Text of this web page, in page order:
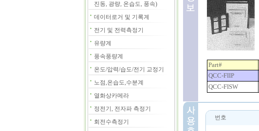
진동, 광량, 온습도, 풍속)
데이터로거 및 기록계
전기 및 전력측정기
유량계
풍속풍량계
온도/압력/습도/전기 교정기
노점,온습도,수분계
열화상카메라
정전기, 전자파 측정기
회전수측정기
Part#
QCC-FIIP
QCC-FISW
번호